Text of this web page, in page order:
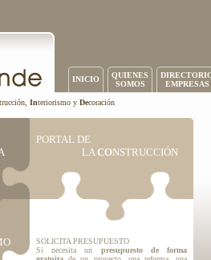
INICIO
QUIENES
SOMOS
EMPRESAS
Interiorismo y Decoración
PORTAL DE
LACONSTRUCCIÓN
SOLICITA PRESUPUESTO
Si necesita un presupuesto de forma